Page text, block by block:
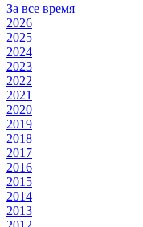
За все время
2026
2025
2024
2023
2022
2021
2020
2019
2018
2017
2016
2015
2014
2013